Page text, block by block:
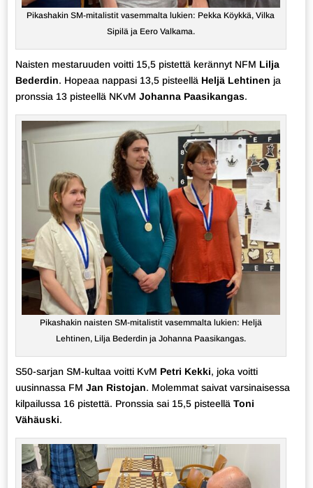
Pikashakin SM-mitalistit vasemmalta lukien: Pekka Köykkä, Vilka
Sipilä ja Eero Valkama.
Naisten mestaruuden voitti 15,5 pistettä kerännyt NFM Lilja
Bederdin. Hopeaa nappasi 13,5 pisteellä Heljä Lehtinen ja
pronssia 13 pisteellä NKvM Johanna Paasikangas.
Pikashakin naisten SM-mitalistit vasemmalta lukien: Heljä
Lehtinen, Lilja Bederdin ja Johanna Paasikangas.
S50-sarjan SM-kultaa voitti KvM Petri Kekki, joka voitti
uusinnassa FM Jan Ristojan. Molemmat saivat varsinaisessa
kilpailussa 16 pistettä. Pronssia sai 15,5 pisteellä Toni
Vähäuski.